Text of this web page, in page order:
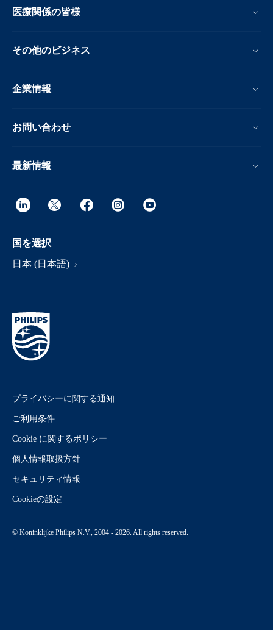
医療関係の皆様
その他のビジネス
企業情報
お問い合わせ
最新情報
国を選択
日本 (日本語)
プライバシーに関する通知
ご利用条件
Cookie に関するポリシー
個人情報取扱方針
セキュリティ情報
Cookieの設定
© Koninklijke Philips N.V., 2004 - 2026. All rights reserved.